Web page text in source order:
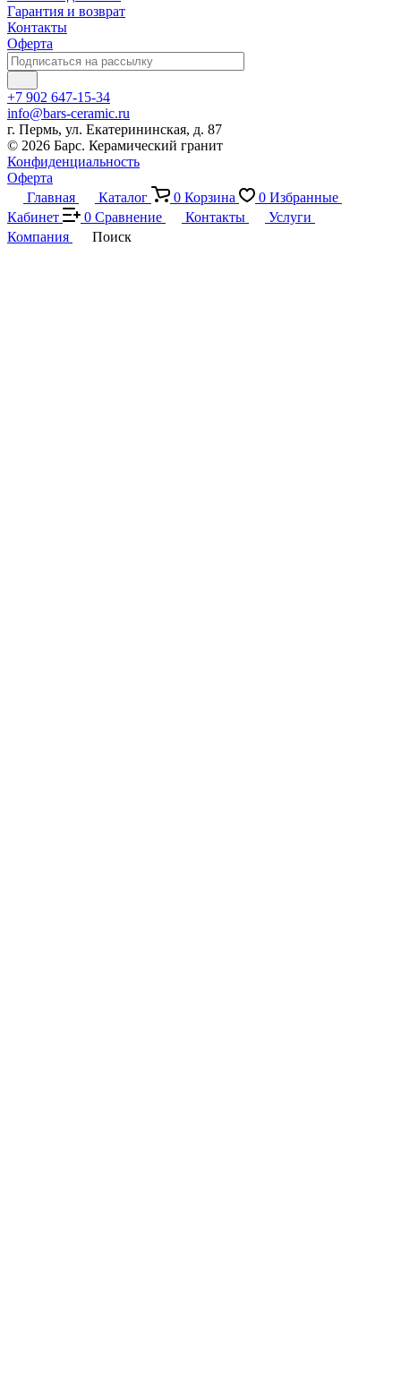
Гарантия и возврат
Контакты
Оферта
+7 902 647-15-34
info@bars-ceramic.ru
г. Пермь, ул. Екатерининская, д. 87
© 2026 Барс. Керамический гранит
Конфиденциальность
Оферта
Главная
Каталог 0 Корзина 0 Избранные
Кабинет
0 Сравнение Контакты
Услуги
Компания
Поиск